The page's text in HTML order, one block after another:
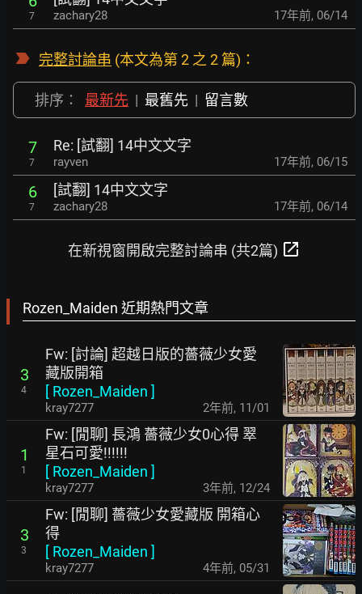
7 zachary28 17年前, 06/14
完整討論串 (本文為第 2 之 2 篇)：
排序： 最新先 | 最舊先 | 留言數
7
7
Re: [試翻] 14中文文字
rayven 17年前, 06/15
6
7
[試翻] 14中文文字
zachary28 17年前, 06/14
在新視窗開啟完整討論串 (共2篇) open_in_new
Rozen_Maiden 近期熱門文章
3
4
Fw: [討論] 超越日版的薔薇少女愛
藏版開箱
[ Rozen_Maiden ]
kray7277 2年前, 11/01
1
1
Fw: [閒聊] 長鴻 薔薇少女0心得 翠
星石可愛!!!!!!
[ Rozen_Maiden ]
kray7277 3年前, 12/24
3
3
Fw: [閒聊] 薔薇少女愛藏版 開箱心
得
[ Rozen_Maiden ]
kray7277 4年前, 05/31